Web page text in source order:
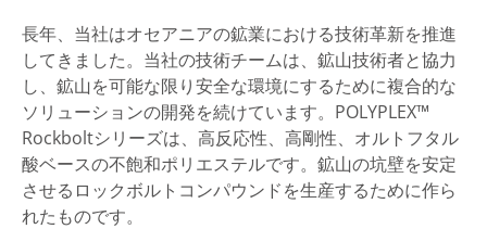
長年、当社はオセアニアの鉱業における技術革新を推進
してきました。当社の技術チームは、鉱山技術者と協力
し、鉱山を可能な限り安全な環境にするために複合的な
ソリューションの開発を続けています。POLYPLEX™
Rockboltシリーズは、高反応性、高剛性、オルトフタル
酸ベースの不飽和ポリエステルです。鉱山の坑壁を安定
させるロックボルトコンパウンドを生産するために作ら
れたものです。